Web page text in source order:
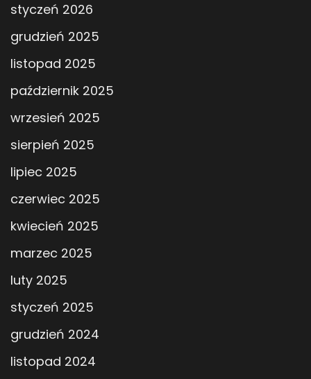
styczeń 2026
grudzień 2025
listopad 2025
październik 2025
wrzesień 2025
sierpień 2025
lipiec 2025
czerwiec 2025
kwiecień 2025
marzec 2025
luty 2025
styczeń 2025
grudzień 2024
listopad 2024